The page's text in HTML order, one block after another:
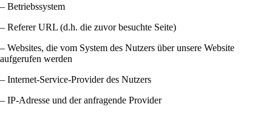
– Betriebssystem
– Referer URL (d.h. die zuvor besuchte Seite)
– Websites, die vom System des Nutzers über unsere Website
aufgerufen werden
– Internet-Service-Provider des Nutzers
– IP-Adresse und der anfragende Provider